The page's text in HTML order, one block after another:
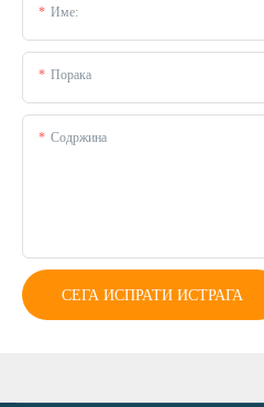
Име:
Порака
Содржина
СЕГА ИСПРАТИ ИСТРАГА